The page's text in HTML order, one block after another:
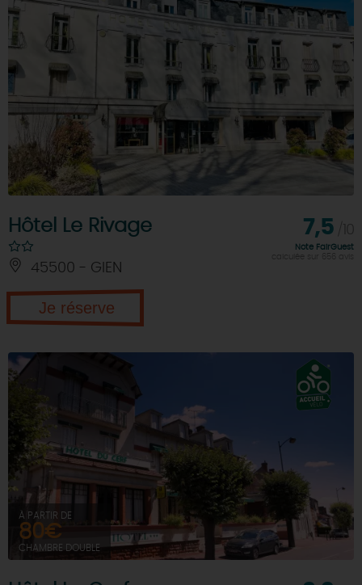
Hôtel Le Rivage
45500 - GIEN
7,5
Note FairGuest
calculée sur 656 avis
Je réserve
À PARTIR DE
80€
CHAMBRE DOUBLE